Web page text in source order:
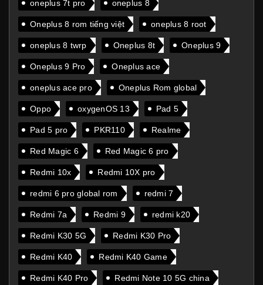
oneplus 7t pro oneplus 8
Oneplus 8 rom tiếng việt oneplus 8 root
oneplus 8 twrp Oneplus 8t Oneplus 9
Oneplus 9 Pro Oneplus ace
oneplus ace pro Oneplus Rom global
Oppo oxygenOS 13 Pad 5
Pad 5 pro PKR110 Realme
Red Magic 6 Red Magic 6 pro
Redmi 10x Redmi 10X pro
redmi 6 pro global rom redmi 7
Redmi 7a Redmi 9 redmi k20
Redmi K30 5G Redmi K30 Pro
Redmi K40 Redmi K40 Game
Redmi K40 Pro Redmi Note 10 5G china